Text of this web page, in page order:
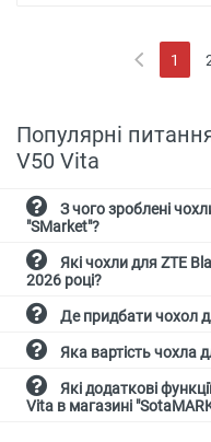
1
Популярні
V50 Vita
"SMarket"?
2026 році?
Де придбати чохол
Яка вартість чохла
Vita в магазині